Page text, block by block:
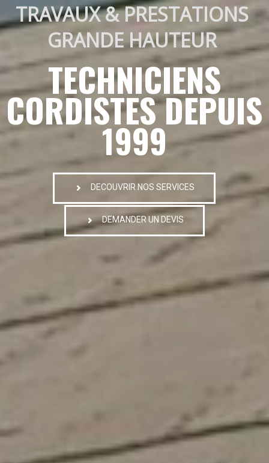
TRAVAUX & PRESTATIONS
GRANDE HAUTEUR
TECHNICIENS
CORDISTES DEPUIS
1999
DECOUVRIR NOS SERVICES
DEMANDER UN DEVIS